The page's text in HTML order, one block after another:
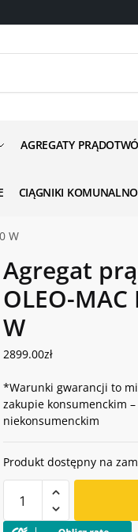
AGREGATY
CIĄGNIKI
W
Agregat
OLEO-MAC
W
2899.00zł
*Warunki gwarancji to
zakupie konsumenckim
niekonsumenckim
Produkt dostępny na
Agregat
prądotwórczy